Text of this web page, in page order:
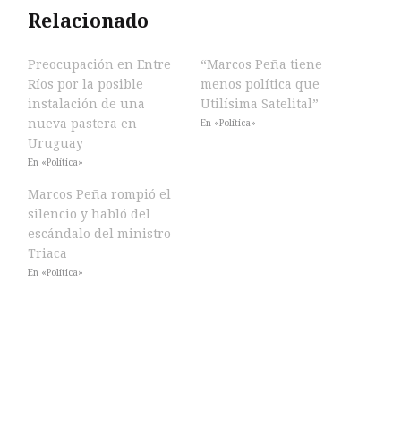
Relacionado
Preocupación en Entre
Ríos por la posible
instalación de una
nueva pastera en
Uruguay
En «Política»
“Marcos Peña tiene
menos política que
Utilísima Satelital”
En «Política»
Marcos Peña rompió el
silencio y habló del
escándalo del ministro
Triaca
En «Política»